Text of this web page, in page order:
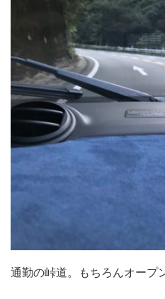
通勤の峠道。もちろんオープ